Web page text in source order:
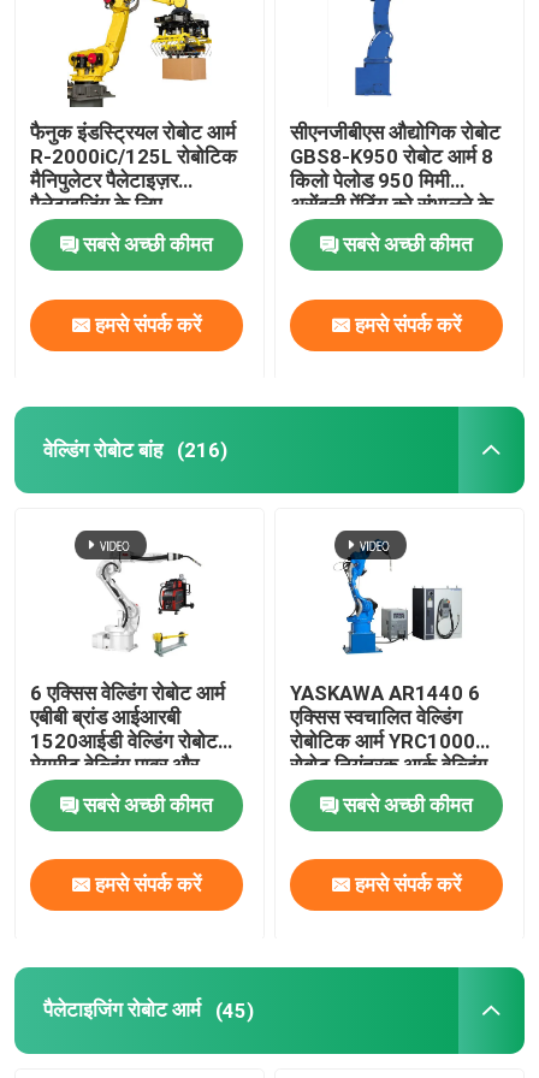
उत्पाद
वीडियो
हमारे बारे में
कारखाना भ्रमण
गुणवत्ता नियंत्रण
हमसे संपर्क करें
ब्लॉग
फैनुक इंडस्ट्रियल रोबोट आर्म
R-2000iC/125L रोबोटिक
मैनिपुलेटर पैलेटाइज़र
पैलेटाइजिंग के लिए
सबसे अच्छी कीमत
हमसे संपर्क करें
सीएनजीबीएस औद्योगिक रोबोट
GBS8-K950 रोबोट आर्म 8
किलो पेलोड 950 मिमी
असेंबली पेंटिंग को संभालने के
लिए पहुंच
सबसे अच्छी कीमत
हमसे संपर्क करें
वेल्डिंग रोबोट बांह (216)
6 एक्सिस वेल्डिंग रोबोट आर्म
एबीबी ब्रांड आईआरबी
1520आईडी वेल्डिंग रोबोट
मेगमीट वेल्डिंग पावर और
पोजिशनर के साथ
सबसे अच्छी कीमत
हमसे संपर्क करें
YASKAWA AR1440 6
एक्सिस स्वचालित वेल्डिंग
रोबोटिक आर्म YRC1000
रोबोट नियंत्रक आर्क वेल्डिंग
रोबोट के साथ
सबसे अच्छी कीमत
हमसे संपर्क करें
पैलेटाइजिंग रोबोट आर्म (45)